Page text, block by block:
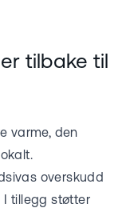
tilbake til
varme, den
overskudd
I tillegg støtter